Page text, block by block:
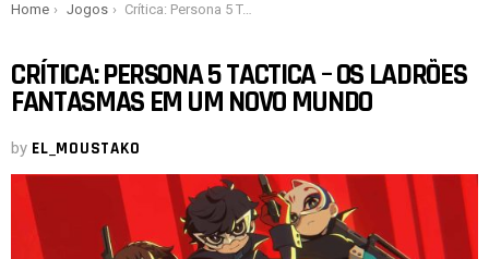
You are here:
Home Jogos Crítica: Persona 5 Tactica – Os ladrões fantasmas em um novo mundo
CRÍTICA: PERSONA 5 TACTICA – OS LADRÕES
FANTASMAS EM UM NOVO MUNDO
by EL_MOUSTAKO